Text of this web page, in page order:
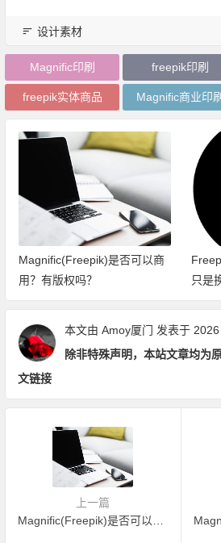
设计素材
Magnific印刷 freepik印刷
freepik实体商品 Magnific商业印刷
Magnific(Freepik)是否可以商
用？有版权吗？
只是
定要
本文由 Amoy厦门 发表于
除非特殊声明，本站文章均为
文链接
上一篇